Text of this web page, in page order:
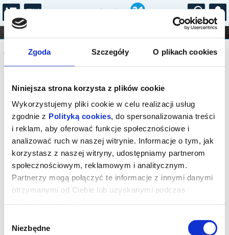
Zgoda Szczegóły O plikach cookies
Niniejsza strona korzysta z plików cookie
Wykorzystujemy pliki cookie w celu realizacji usług
zgodnie z Polityką cookies, do spersonalizowania treści
i reklam, aby oferować funkcje społecznościowe i
analizować ruch w naszej witrynie. Informacje o tym, jak
korzystasz z naszej witryny, udostępniamy partnerom
społecznościowym, reklamowym i analitycznym.
Partnerzy mogą połączyć te informacje z innymi danymi
otrzymanymi od Ciebie lub uzyskanymi podczas
zgody
Niezbędne
...
FILHARMONIA OPERA I BALET
STAND-UP
DLA DZIECI
Komunikat
Sprzedaż online na wydarzenie została
zakończona, zapytaj o dostępność
biletów w kasie.